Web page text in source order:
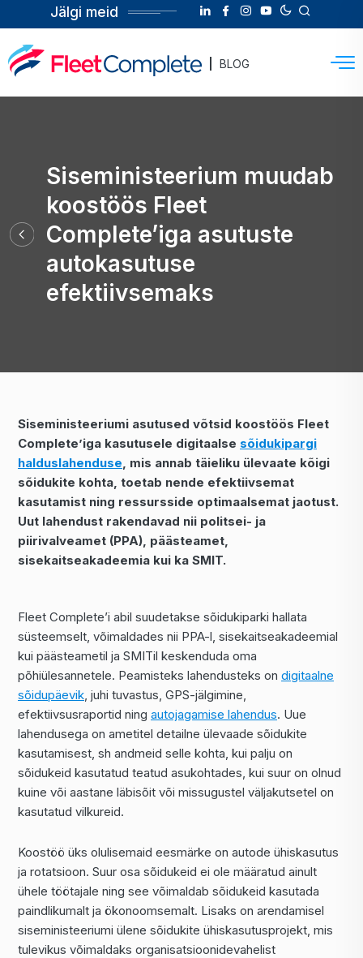
Jälgi meid
BLOG
Siseministeerium muudab
koostöös Fleet
Complete’iga asutuste
autokasutuse
efektiivsemaks
Siseministeeriumi asutused võtsid koostöös Fleet
Complete’iga kasutusele digitaalse sõidukipargi
halduslahenduse, mis annab täieliku ülevaate kõigi
sõidukite kohta, toetab nende efektiivsemat
kasutamist ning ressursside optimaalsemat jaotust.
Uut lahendust rakendavad nii politsei- ja
piirivalveamet (PPA), päästeamet,
sisekaitseakadeemia kui ka SMIT.
Fleet Complete’i abil suudetakse sõidukiparki hallata
süsteemselt, võimaldades nii PPA-l, sisekaitseakadeemial
kui päästeametil ja SMITil keskenduda oma
põhiülesannetele. Peamisteks lahendusteks on digitaalne
sõidupäevik, juhi tuvastus, GPS-jälgimine,
efektiivsusraportid ning autojagamise lahendus. Uue
lahendusega on ametitel detailne ülevaade sõidukite
kasutamisest, sh andmeid selle kohta, kui palju on
sõidukeid kasutatud teatud asukohtades, kui suur on olnud
kuine või aastane läbisõit või missugustel väljakutsetel on
kasutatud vilkureid.
Koostöö üks olulisemaid eesmärke on autode ühiskasutus
ja rotatsioon. Suur osa sõidukeid ei ole määratud ainult
ühele töötajale ning see võimaldab sõidukeid kasutada
paindlikumalt ja ökonoomsemalt. Lisaks on arendamisel
siseministeeriumi ülene sõidukite ühiskasutusprojekt, mis
tulevikus võimaldaks organisatsioonidevahelist